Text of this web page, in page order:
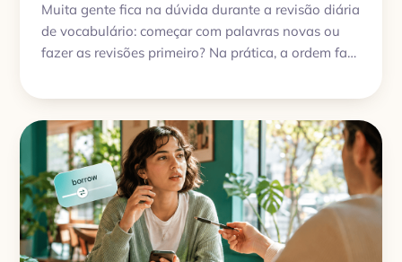
Muita gente fica na dúvida durante a revisão diária
de vocabulário: começar com palavras novas ou
fazer as revisões primeiro? Na prática, a ordem faz
adicionar palavras novas depois e deixar a prática
extra para o final.